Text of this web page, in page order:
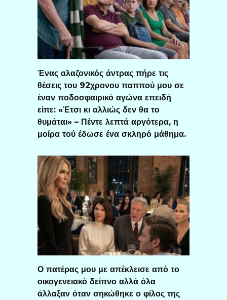
Ένας αλαζονικός άντρας πήρε τις
θέσεις του 92χρονου παππού μου σε
έναν ποδοσφαιρικό αγώνα επειδή
είπε: «Έτσι κι αλλιώς δεν θα το
θυμάται» – Πέντε λεπτά αργότερα, η
μοίρα τού έδωσε ένα σκληρό μάθημα.
Ο πατέρας μου με απέκλεισε από το
οικογενειακό δείπνο αλλά όλα
άλλαξαν όταν σηκώθηκε ο φίλος της